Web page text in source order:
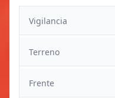
Vigilancia
Terreno
Frente